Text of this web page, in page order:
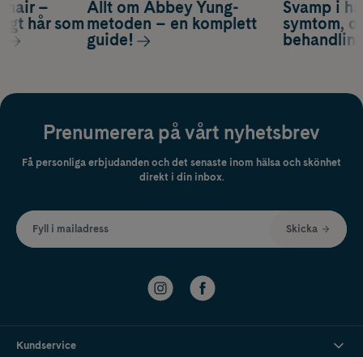
Svamp i
symtom,
hair –
hår som
Allt om Abbey Yung-
metoden – en komplett
guide!
Prenumerera på vårt nyhetsbrev
Få personliga erbjudanden och det senaste inom hälsa och skönhet
direkt i din inbox.
Fyll i mailadress Skicka
Kundservice